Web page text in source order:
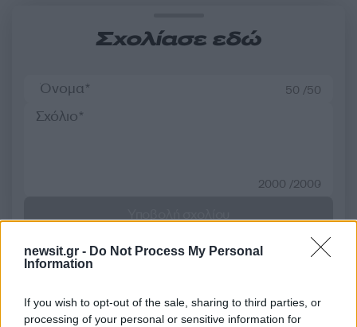
newsit.gr - Do Not Process My Personal
Information
If you wish to opt-out of the sale, sharing to third parties, or
processing of your personal or sensitive information for
Σχολίασε εδώ
50 /50
2000 /2000
Όροι Χρήσης. Το site προστατεύεται από reCAPTCHA, ισχύουν
Πολιτική Απορρήτου
ΕΜΒΟΛΙΑΣΜΟΣ
ΚΟΡΟΝΟΪΟΣ